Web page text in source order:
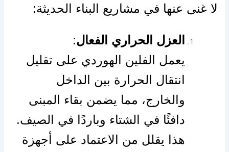
لا غنى عنها في مشاريع البناء الحديثة:
العزل الحراري الفعال:
يعمل الفلين الهوردي على تقليل
انتقال الحرارة بين الداخل
والخارج، مما يضمن بقاء المبنى
دافئًا في الشتاء وباردًا في الصيف.
هذا يقلل من الاعتماد على أجهزة